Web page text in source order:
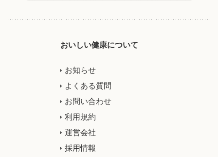
おいしい健康について
お知らせ
よくある質問
お問い合わせ
利用規約
運営会社
採用情報